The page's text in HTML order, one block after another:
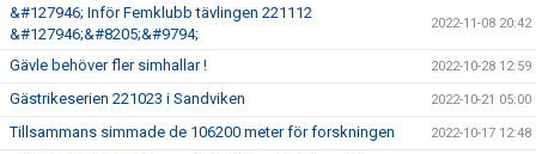
&#127946; Inför Femklubb tävlingen 221112
&#127946;&#8205;&#9794;
2022-11-08 20:42
Gävle behöver fler simhallar ! 2022-10-28 12:59
Gästrikeserien 221023 i Sandviken 2022-10-21 05:00
Tillsammans simmade de 106200 meter för forskningen 2022-10-17 12:48